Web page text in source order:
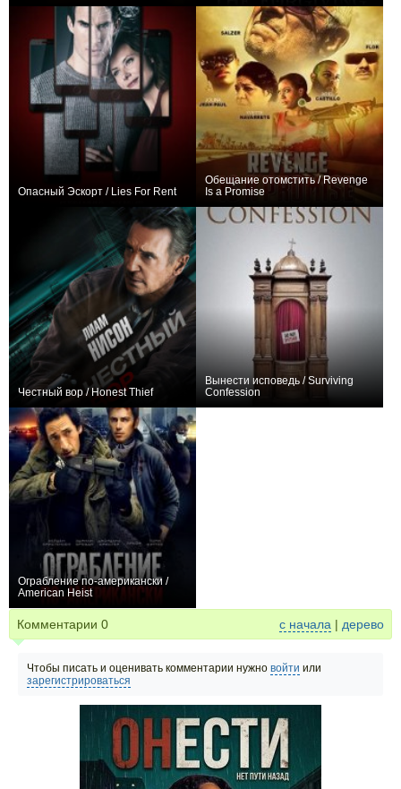
Опасный Эскорт / Lies For Rent
Обещание отомстить / Revenge
Is a Promise
Честный вор / Honest Thief
Вынести исповедь / Surviving
Confession
Ограбление по-американски /
American Heist
Комментарии 0 с начала | дерево
Чтобы писать и оценивать комментарии нужно войти или
зарегистрироваться